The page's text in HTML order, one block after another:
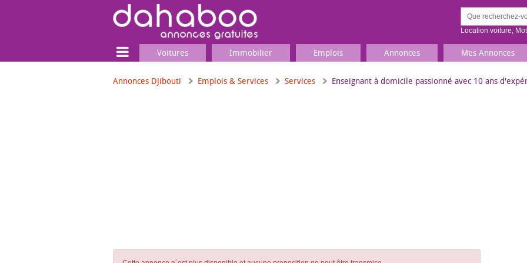
Location voiture,
Voitures Immobilier Emplois Annonces Mes Annonces
Annonces Djibouti Emplois & Services Services Enseignant à domicile passionné avec 10 ans